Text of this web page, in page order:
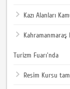
Kazı Alanları
Kahramanmaraş
Turizm Fuarı'nda
Resim Kursu